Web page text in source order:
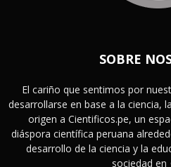
SOBRE
El cariño que sentimos por
desarrollarse en base a la ciencia,
origen a Cientificos.pe, un
diáspora científica peruana
desarrollo de la ciencia y la
sociedad en